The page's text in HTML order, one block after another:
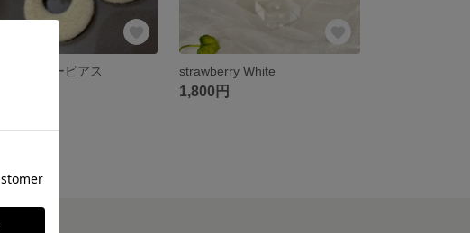
ズフラワーピアス strawberry White
1,800円